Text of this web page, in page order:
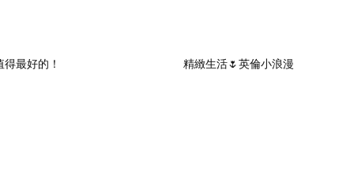
最好的！ 精緻生活🌷英倫小浪漫